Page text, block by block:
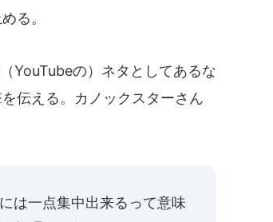
る。
YouTubeの）ネタとしてあるな
伝える。カノックスターさん
は一点集中出来るって意味